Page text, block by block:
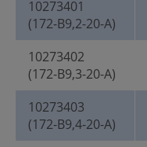
10273401
(172-B9,2-20-A)
10273402
(172-B9,3-20-A)
10273403
(172-B9,4-20-A)